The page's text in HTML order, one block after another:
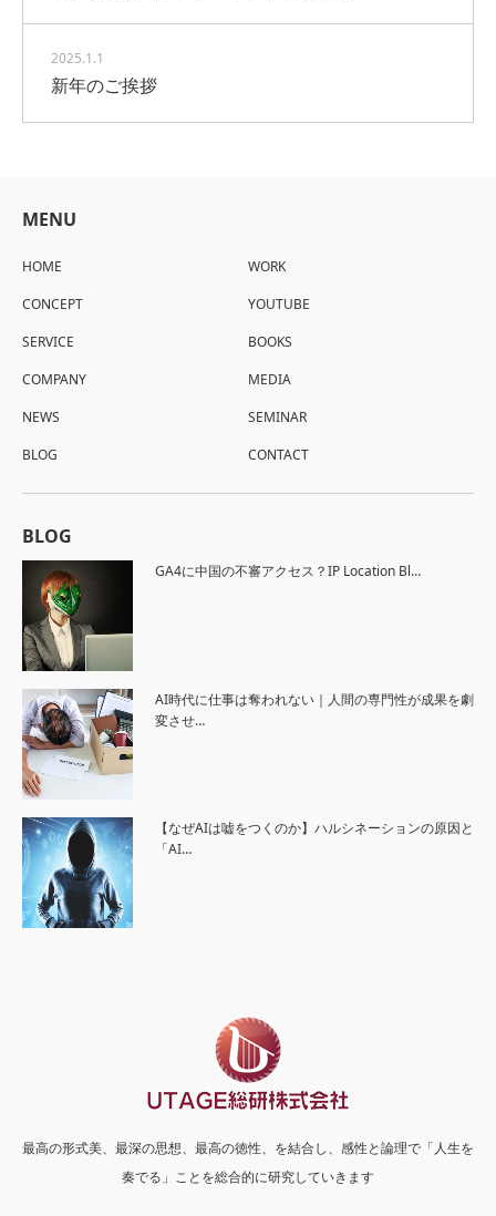
2025.1.1
新年のご挨拶
MENU
HOME
CONCEPT
SERVICE
COMPANY
NEWS
BLOG
WORK
YOUTUBE
BOOKS
MEDIA
SEMINAR
CONTACT
BLOG
GA4に中国の不審アクセス？IP Location Bl…
AI時代に仕事は奪われない｜人間の専門性が成果を劇
変させ…
【なぜAIは嘘をつくのか】ハルシネーションの原因と
「AI…
最高の形式美、最深の思想、最高の徳性、を結合し、感性と論理で「人生を
奏でる」ことを総合的に研究していきます